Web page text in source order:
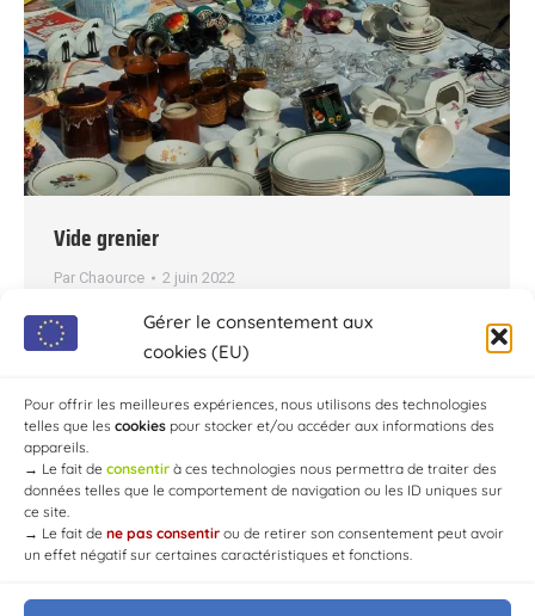
Gérer le consentement aux
cookies (EU)
Pour offrir les meilleures expériences, nous utilisons des technologies
telles que les cookies pour stocker et/ou accéder aux informations des
appareils.
→ Le fait de consentir à ces technologies nous permettra de traiter des
données telles que le comportement de navigation ou les ID uniques sur
ce site.
→ Le fait de ne pas consentir ou de retirer son consentement peut avoir
un effet négatif sur certaines caractéristiques et fonctions.
Vide grenier
Par Chaource 2 juin 2022
Vide grenierau stade de Foot René Prut, de 8h à
18h. 2 € le ml Organisé par la MJC. Contact :
jeunesse-loisirs@gmx.fr